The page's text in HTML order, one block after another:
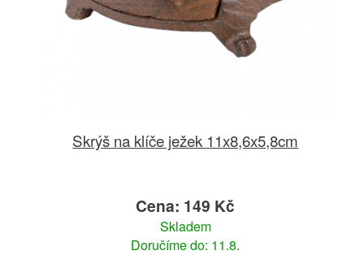
Skrýš na klíče ježek 11x8,6x5,8cm
Cena: 149 Kč
Skladem
Doručíme do: 11.8.